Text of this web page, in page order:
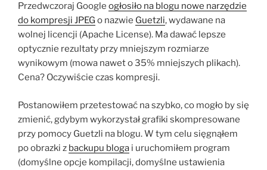
Przedwczoraj Google ogłosiło na blogu nowe narzędzie
do kompresji JPEG o nazwie Guetzli, wydawane na
wolnej licencji (Apache License). Ma dawać lepsze
optycznie rezultaty przy mniejszym rozmiarze
wynikowym (mowa nawet o 35% mniejszych plikach).
Cena? Oczywiście czas kompresji.
Postanowiłem przetestować na szybko, co mogło by się
zmienić, gdybym wykorzystał grafiki skompresowane
przy pomocy Guetzli na blogu. W tym celu sięgnąłem
po obrazki z backupu bloga i uruchomiłem program
(domyślne opcje kompilacji, domyślne ustawienia